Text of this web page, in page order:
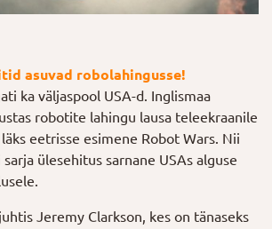
asuvad robolahingusse!
ka väljaspool USA-d. Inglismaa
robotite lahingu lausa teleekraanile
eetrisse esimene Robot Wars. Nii
ülesehitus sarnane USAs alguse
Jeremy Clarkson, kes on tänaseks